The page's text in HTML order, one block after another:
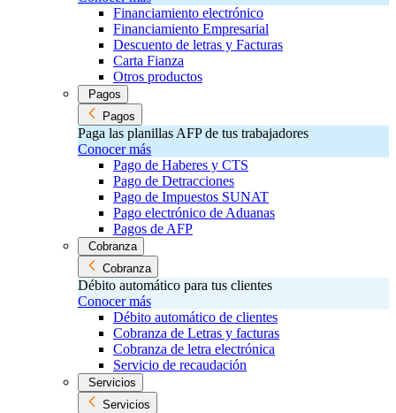
Financiamiento electrónico
Financiamiento Empresarial
Descuento de letras y Facturas
Carta Fianza
Otros productos
Pagos
Pagos
Paga las planillas AFP de tus trabajadores
Conocer más
Pago de Haberes y CTS
Pago de Detracciones
Pago de Impuestos SUNAT
Pago electrónico de Aduanas
Pagos de AFP
Cobranza
Cobranza
Débito automático para tus clientes
Conocer más
Débito automático de clientes
Cobranza de Letras y facturas
Cobranza de letra electrónica
Servicio de recaudación
Servicios
Servicios